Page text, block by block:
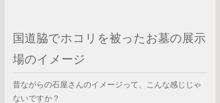
国道脇でホコリを被ったお墓の展示
場のイメージ
昔ながらの石屋さんのイメージって、こんな感じじゃ
ないですか？